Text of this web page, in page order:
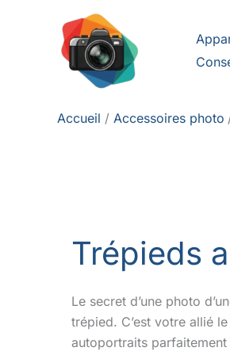
Accueil Accessoires photo
Trépieds
Le secret d’une photo
trépied. C’est votre allié
autoportraits